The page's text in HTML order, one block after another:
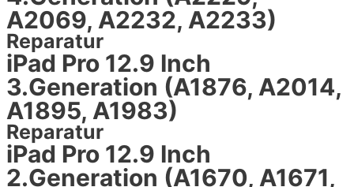
A2069, A2232, A2233)
Reparatur
iPad Pro 12.9 Inch
3.Generation (A1876, A2014,
A1895, A1983)
Reparatur
iPad Pro 12.9 Inch
2.Generation (A1670, A1671,